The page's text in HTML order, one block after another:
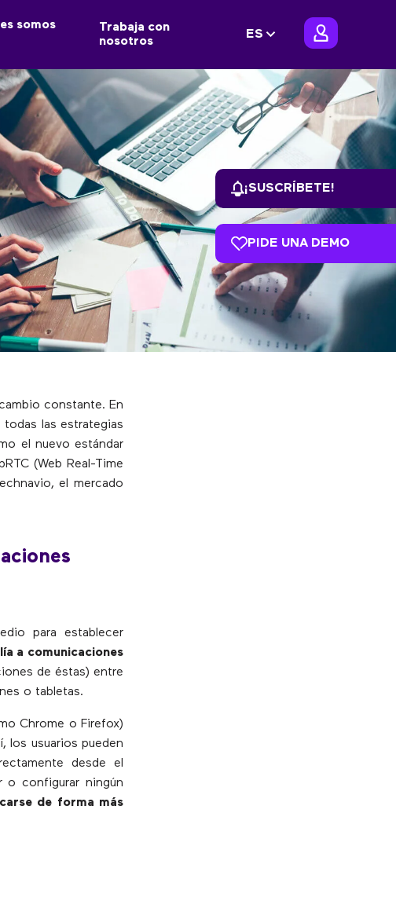
somos
Trabaja con
nosotros
ES
constante. En
las estrategias
el nuevo estándar
(Web Real-Time
el mercado
para establecer
a comunicaciones
de éstas) entre
o tabletas.
Chrome o Firefox)
los usuarios pueden
desde el
o configurar ningún
de forma más
¡SUSCRÍBETE!
PIDE UNA DEMO